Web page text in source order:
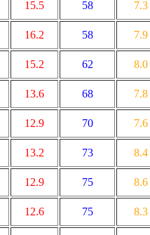
15.5 58
7.3
16.2 58
7.9
15.2 62
8.0
13.6 68
7.8
12.9 70
7.6
13.2 73
8.4
12.9 75
8.6
12.6 75
8.3